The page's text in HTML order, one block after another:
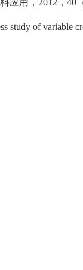
应用， 2012 ， 40
of variable